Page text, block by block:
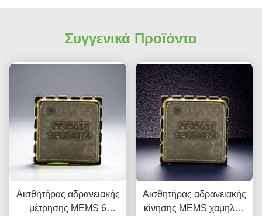
Συγγενικά Προϊόντα
Αισθητήρας αδρανειακής
μέτρησης MEMS 6
Αισθητήρας αδρανειακής
κίνησης MEMS χαμηλού